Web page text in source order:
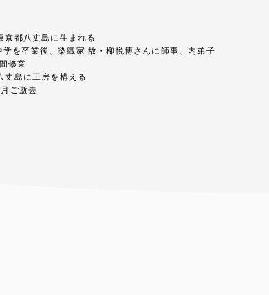
都八丈島に生まれる
業後、染織家 故・柳悦博さんに師事、内弟子
修業
島に工房を構える
ご逝去